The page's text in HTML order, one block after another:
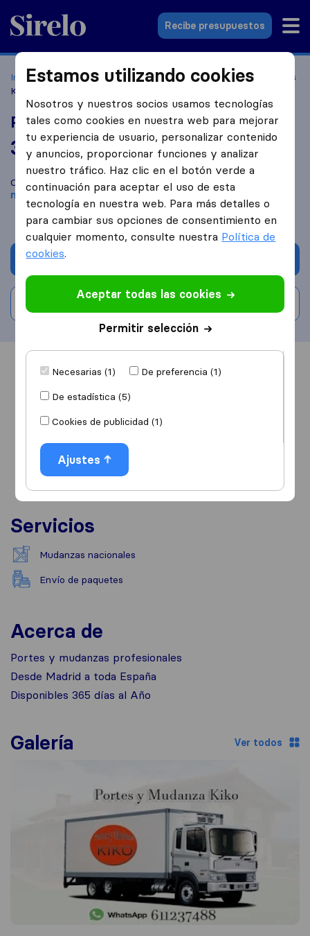
Sirelo.es
Recibe presupuestos
Inicio Empresas de mudanzas Parla
Portes y Mudanzas
Kiko
Portes y Mudanzas Kiko
3,6 basado en5
reseñas de Sirelo y Google
i
Compara Portes y Mudanzas Kiko con otras empresas de
mudanzasdeParla
Escribe una valoración
Información Valoraciones
Servicios
Mudanzas nacionales
Envío de paquetes
Acerca de
Portes y mudanzas profesionales
Desde Madrid a toda España
Disponibles 365 días al Año
Galería Ver todos
Estamos utilizando cookies
Nosotros y nuestros socios usamos tecnologías
tales como cookies en nuestra web para mejorar
tu experiencia de usuario, personalizar contenido
y anuncios, proporcionar funciones y analizar
nuestro tráfico. Haz clic en el botón verde a
continuación para aceptar el uso de esta
tecnología en nuestra web. Para más detalles o
para cambiar sus opciones de consentimiento en
cualquier momento, consulte nuestra Política de
cookies.
Aceptar todas las cookies
Permitir selección
Necesarias (1)
De preferencia (1)
De estadística (5)
Cookies de publicidad (1)
Ajustes